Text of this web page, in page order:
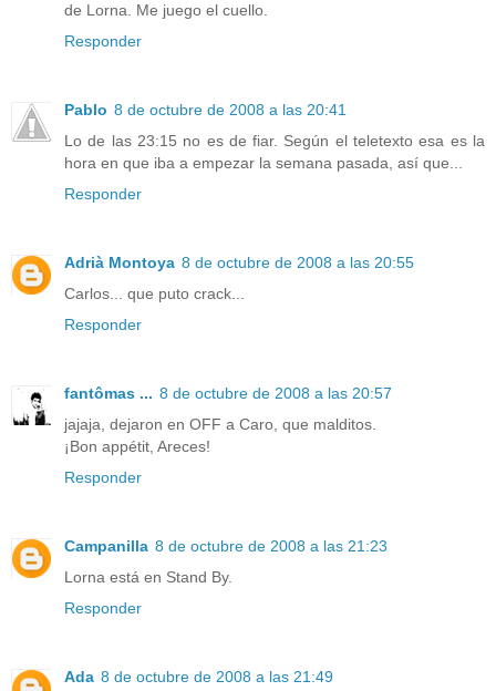
de Lorna. Me juego el cuello.
Responder
Pablo 8 de octubre de 2008 a las 20:41
Lo de las 23:15 no es de fiar. Según el teletexto esa es la
hora en que iba a empezar la semana pasada, así que...
Responder
Adrià Montoya 8 de octubre de 2008 a las 20:55
Carlos... que puto crack...
Responder
fantômas ... 8 de octubre de 2008 a las 20:57
jajaja, dejaron en OFF a Caro, que malditos.
¡Bon appétit, Areces!
Responder
Campanilla 8 de octubre de 2008 a las 21:23
Lorna está en Stand By.
Responder
Ada 8 de octubre de 2008 a las 21:49